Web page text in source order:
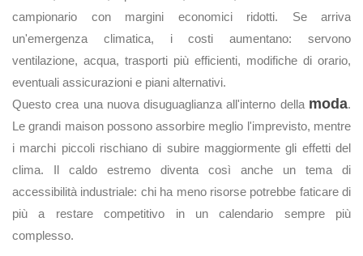
campionario con margini economici ridotti. Se arriva
un'emergenza climatica, i costi aumentano: servono
ventilazione, acqua, trasporti più efficienti, modifiche di orario,
eventuali assicurazioni e piani alternativi.
Questo crea una nuova disuguaglianza all'interno della moda.
Le grandi maison possono assorbire meglio l'imprevisto, mentre
i marchi piccoli rischiano di subire maggiormente gli effetti del
clima. Il caldo estremo diventa così anche un tema di
accessibilità industriale: chi ha meno risorse potrebbe faticare di
più a restare competitivo in un calendario sempre più
complesso.